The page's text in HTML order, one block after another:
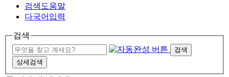
검색도움말
다국어입력
검색
검색
상세검색